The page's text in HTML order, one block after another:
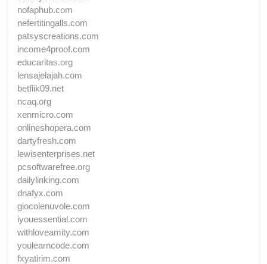
nofaphub.com
nefertitingalls.com
patsyscreations.com
income4proof.com
educaritas.org
lensajelajah.com
betflik09.net
ncaq.org
xenmicro.com
onlineshopera.com
dartyfresh.com
lewisenterprises.net
pcsoftwarefree.org
dailylinking.com
dnafyx.com
giocolenuvole.com
iyouessential.com
withloveamity.com
youlearncode.com
fxyatirim.com